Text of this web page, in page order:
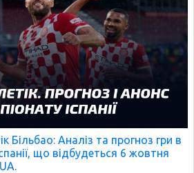
Більбао: Аналіз та прогноз гри в
що відбудеться 6 жовтня